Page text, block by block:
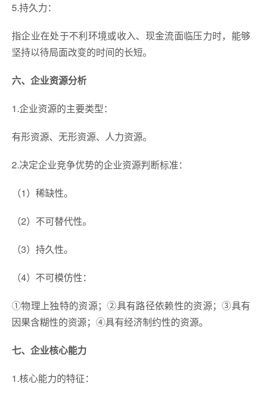
5.持久力：
指企业在处于不利环境或收入、现金流面临压力时，能够
坚持以待局面改变的时间的长短。
六、企业资源分析
1.企业资源的主要类型：
有形资源、无形资源、人力资源。
2.决定企业竞争优势的企业资源判断标准：
（1）稀缺性。
（2）不可替代性。
（3）持久性。
（4）不可模仿性：
①物理上独特的资源；②具有路径依赖性的资源；③具有
因果含糊性的资源；④具有经济制约性的资源。
七、企业核心能力
1.核心能力的特征：